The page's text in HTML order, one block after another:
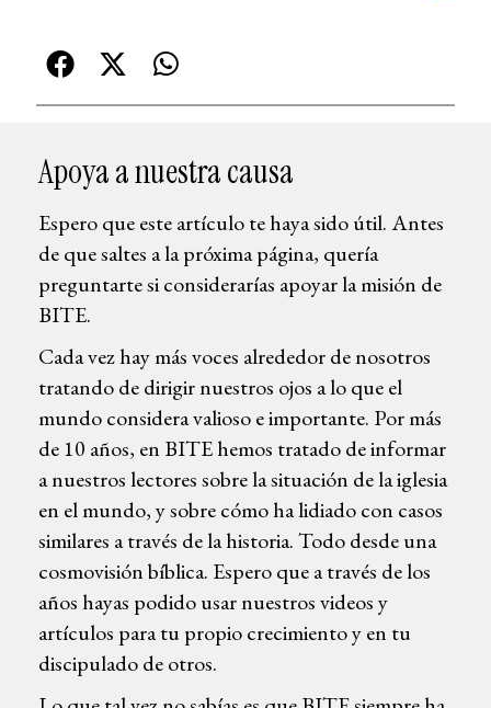
Apoya a nuestra causa
Espero que este artículo te haya sido útil. Antes
de que saltes a la próxima página, quería
preguntarte si considerarías apoyar la misión de
BITE.
Cada vez hay más voces alrededor de nosotros
tratando de dirigir nuestros ojos a lo que el
mundo considera valioso e importante. Por más
de 10 años, en BITE hemos tratado de informar
a nuestros lectores sobre la situación de la iglesia
en el mundo, y sobre cómo ha lidiado con casos
similares a través de la historia. Todo desde una
cosmovisión bíblica. Espero que a través de los
años hayas podido usar nuestros videos y
artículos para tu propio crecimiento y en tu
discipulado de otros.